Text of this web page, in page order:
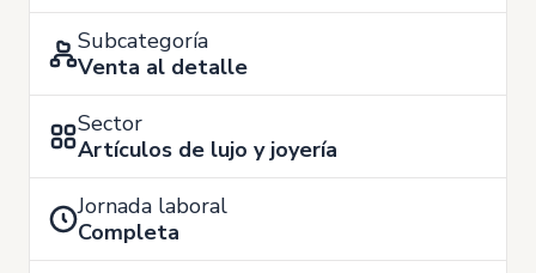
Subcategoría
Venta al detalle
Sector
Artículos de lujo y joyería
Jornada laboral
Completa